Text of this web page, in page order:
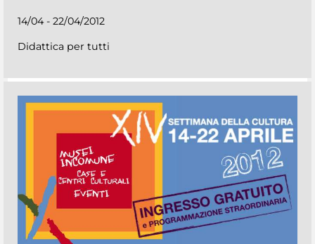
14/04 - 22/04/2012
Didattica per tutti